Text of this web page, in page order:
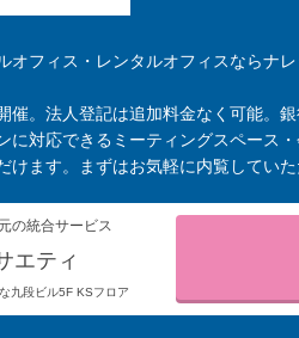
フィス・レンタルオフィスならナ
。法人登記は追加料金なく可能。銀
対応できるミーティングスペース
ます。まずはお気軽に内覧していた
の統合サービス
エティ
九段ビル5F KSフロア